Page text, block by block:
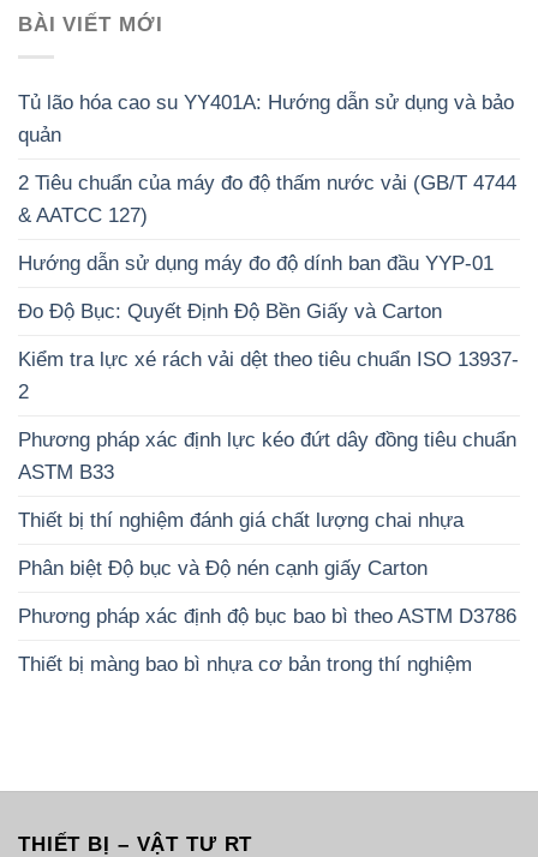
BÀI VIẾT MỚI
Tủ lão hóa cao su YY401A: Hướng dẫn sử dụng và bảo
quản
2 Tiêu chuẩn của máy đo độ thấm nước vải (GB/T 4744
& AATCC 127)
Hướng dẫn sử dụng máy đo độ dính ban đầu YYP-01
Đo Độ Bục: Quyết Định Độ Bền Giấy và Carton
Kiểm tra lực xé rách vải dệt theo tiêu chuẩn ISO 13937-
2
Phương pháp xác định lực kéo đứt dây đồng tiêu chuẩn
ASTM B33
Thiết bị thí nghiệm đánh giá chất lượng chai nhựa
Phân biệt Độ bục và Độ nén cạnh giấy Carton
Phương pháp xác định độ bục bao bì theo ASTM D3786
Thiết bị màng bao bì nhựa cơ bản trong thí nghiệm
THIẾT BỊ – VẬT TƯ RT